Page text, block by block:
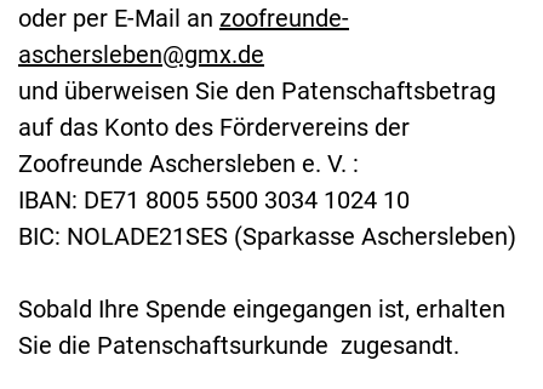
oder per E-Mail an zoofreunde-
aschersleben@gmx.de
und überweisen Sie den Patenschaftsbetrag
auf das Konto des Fördervereins der
Zoofreunde Aschersleben e. V. :
IBAN: DE71 8005 5500 3034 1024 10
BIC: NOLADE21SES (Sparkasse Aschersleben)
Sobald Ihre Spende eingegangen ist, erhalten
Sie die Patenschaftsurkunde zugesandt.